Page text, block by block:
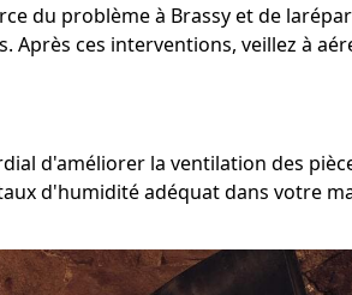
du problème à Brassy et de
ces interventions, veillez à
d'améliorer la ventilation des
d'humidité adéquat dans votre